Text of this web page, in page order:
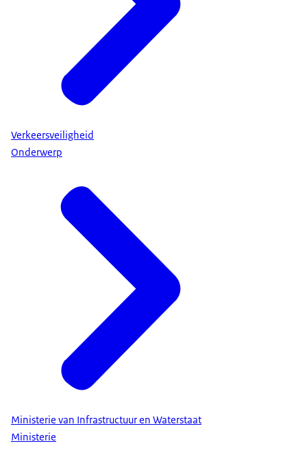
Verkeersveiligheid
Onderwerp
Ministerie van Infrastructuur en Waterstaat
Ministerie